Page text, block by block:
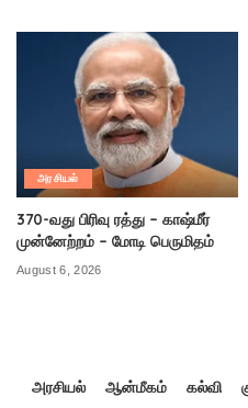
அரசியல்
370-வது பிரிவு ரத்து – காஷ்மீர்
முன்னேற்றம் – மோடி பெருமிதம்
August 6, 2026
அரசியல் ஆன்மீகம் கல்வி